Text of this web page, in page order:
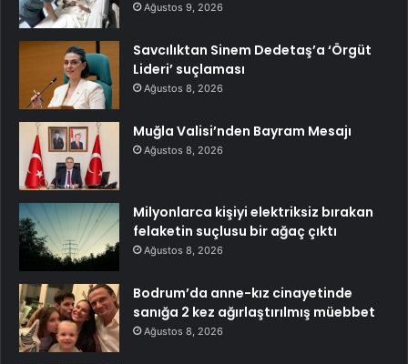
Ağustos 9, 2026
Savcılıktan Sinem Dedetaş’a ‘Örgüt
Lideri’ suçlaması
Ağustos 8, 2026
Muğla Valisi’nden Bayram Mesajı
Ağustos 8, 2026
Milyonlarca kişiyi elektriksiz bırakan
felaketin suçlusu bir ağaç çıktı
Ağustos 8, 2026
Bodrum’da anne-kız cinayetinde
sanığa 2 kez ağırlaştırılmış müebbet
Ağustos 8, 2026